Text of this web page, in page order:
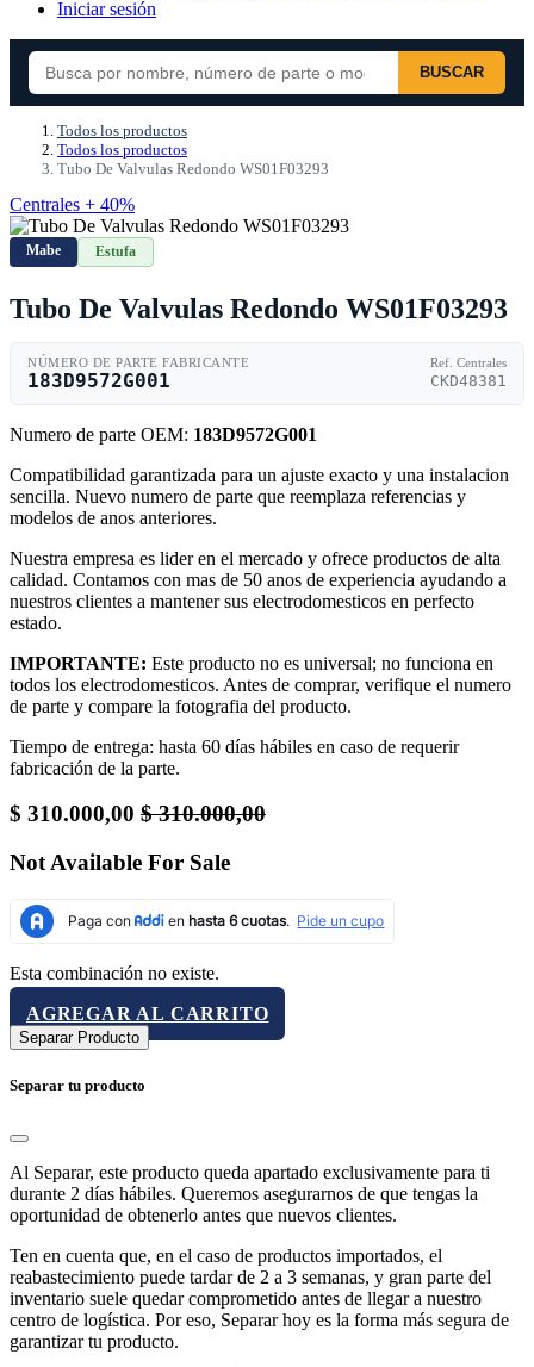
Iniciar sesión
BUSCAR
Todos los productos
Todos los productos
Tubo De Valvulas Redondo WS01F03293
Centrales + 40%
Mabe Estufa
Tubo De Valvulas Redondo WS01F03293
NÚMERO DE PARTE FABRICANTE
183D9572G001
Ref. Centrales
CKD48381
Numero de parte OEM: 183D9572G001
Compatibilidad garantizada para un ajuste exacto y una instalacion
sencilla. Nuevo numero de parte que reemplaza referencias y
modelos de anos anteriores.
Nuestra empresa es lider en el mercado y ofrece productos de alta
calidad. Contamos con mas de 50 anos de experiencia ayudando a
nuestros clientes a mantener sus electrodomesticos en perfecto
estado.
IMPORTANTE: Este producto no es universal; no funciona en
todos los electrodomesticos. Antes de comprar, verifique el numero
de parte y compare la fotografia del producto.
Tiempo de entrega: hasta 60 días hábiles en caso de requerir
fabricación de la parte.
$ 310.000,00 $310.000,00
Not Available For Sale
Esta combinación no existe.
AGREGAR AL CARRITO
Separar Producto
Separar tu producto
Al Separar, este producto queda apartado exclusivamente para ti
durante 2 días hábiles. Queremos asegurarnos de que tengas la
oportunidad de obtenerlo antes que nuevos clientes.
Ten en cuenta que, en el caso de productos importados, el
reabastecimiento puede tardar de 2 a 3 semanas, y gran parte del
inventario suele quedar comprometido antes de llegar a nuestro
centro de logística. Por eso, Separar hoy es la forma más segura de
garantizar tu producto.